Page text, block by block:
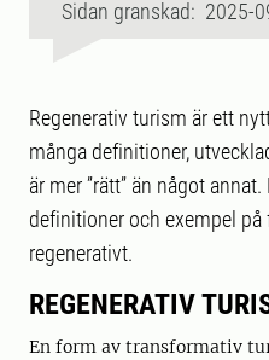
Sidan granskad: 2025-
Regenerativ turism är ett
många definitioner,
är mer ”rätt” än något
definitioner och exempel på
regenerativt.
REGENERATIV
En form av transformativ